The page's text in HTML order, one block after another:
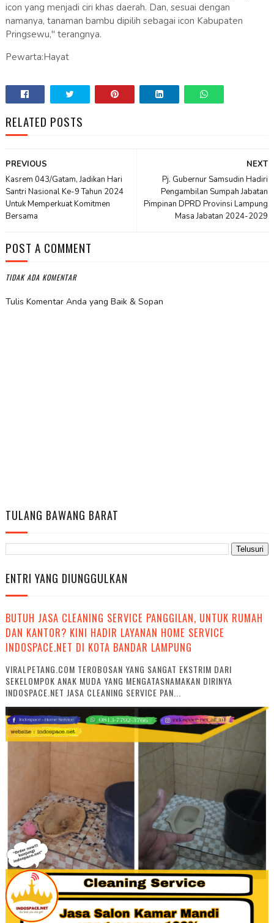
icon yang menjadi ciri khas daerah. Dan, sesuai dengan
namanya, tanaman bambu dipilih sebagai icon Kabupaten
Pringsewu," terangnya.
Pewarta:Hayat
RELATED POSTS
NEXT
Pj. Gubernur Samsudin Hadiri
Pengambilan Sumpah Jabatan
Pimpinan DPRD Provinsi Lampung
Masa Jabatan 2024-2029
PREVIOUS
Kasrem 043/Gatam, Jadikan Hari
Santri Nasional Ke-9 Tahun 2024
Untuk Memperkuat Komitmen
Bersama
POST A COMMENT
TIDAK ADA KOMENTAR
Tulis Komentar Anda yang Baik & Sopan
TULANG BAWANG BARAT
ENTRI YANG DIUNGGULKAN
BUTUH JASA CLEANING SERVICE PANGGILAN, UNTUK RUMAH
DAN KANTOR? KINI HADIR LAYANAN HOME SERVICE
INDOSPACE.NET DI KOTA BANDAR LAMPUNG
VIRALPETANG.COM TEROBOSAN YANG SANGAT EKSTRIM DARI
SEKELOMPOK ANAK MUDA YANG MENGATASNAMAKAN DIRINYA
INDOSPACE.NET JASA CLEANING SERVICE PAN...